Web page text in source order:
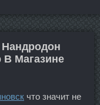
В Магазине
что значит не